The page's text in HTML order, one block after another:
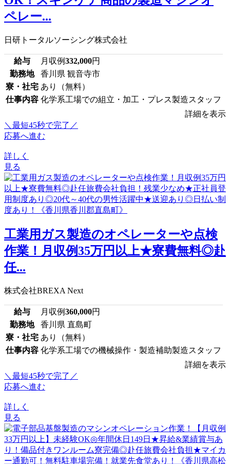
ペレー...
日研トータルソーシング株式会社
給与 月収例332,000円
勤務地
香川県 観音寺市
寮・社宅 あり（無料）
仕事内容 化学系工場での組立・加工・プレス製造スタッフ
詳細を表示
＼最短45秒で完了／
応募へ進む
詳しく
見る
工業用ガス製造のオペレーターや点検
作業！月収例35万円以上★寮費無料◎赴
任...
株式会社BREXA Next
給与 月収例360,000円
勤務地
香川県 直島町
寮・社宅 あり（無料）
仕事内容 化学系工場での機械操作・製造補助製造スタッフ
詳細を表示
＼最短45秒で完了／
応募へ進む
詳しく
見る